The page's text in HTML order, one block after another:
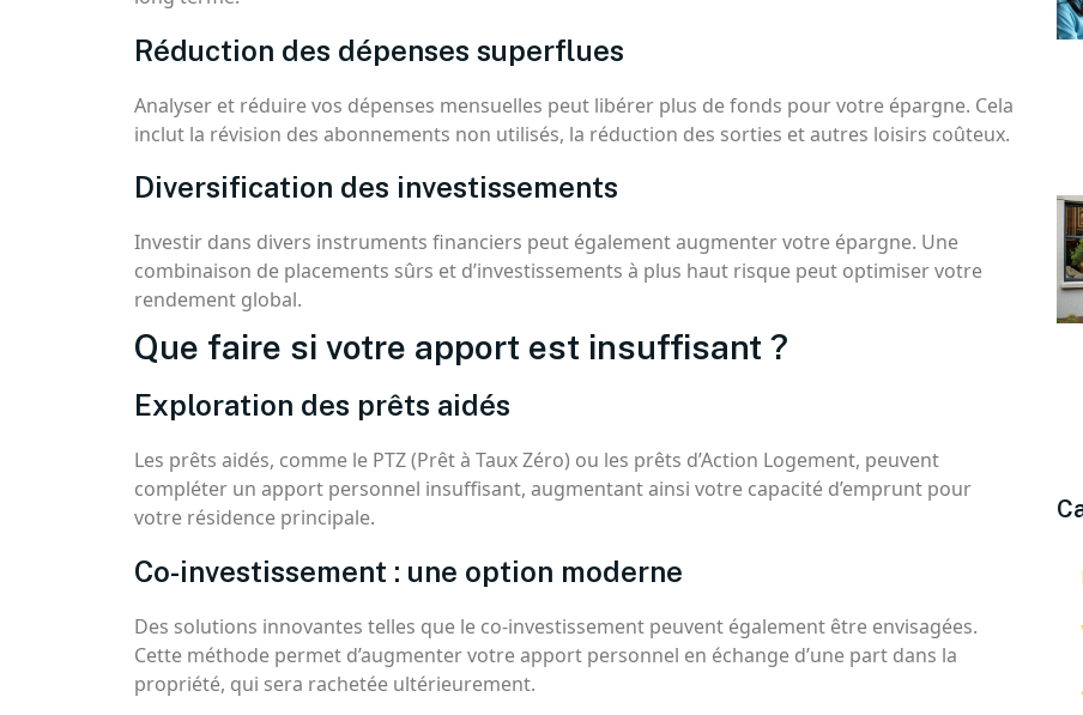
Réduction des dépenses superflues
Analyser et réduire vos dépenses mensuelles peut libérer plus de fonds pour votre épargne. Cela
inclut la révision des abonnements non utilisés, la réduction des sorties et autres loisirs coûteux.
Diversification des investissements
Investir dans divers instruments financiers peut également augmenter votre épargne. Une
combinaison de placements sûrs et d’investissements à plus haut risque peut optimiser votre
rendement global.
Que faire si votre apport est insuffisant ?
Exploration des prêts aidés
Les prêts aidés, comme le PTZ (Prêt à Taux Zéro) ou les prêts d’Action Logement, peuvent
compléter un apport personnel insuffisant, augmentant ainsi votre capacité d’emprunt pour
votre résidence principale.
Co-investissement : une option moderne
Des solutions innovantes telles que le co-investissement peuvent également être envisagées.
Cette méthode permet d’augmenter votre apport personnel en échange d’une part dans la
propriété, qui sera rachetée ultérieurement.